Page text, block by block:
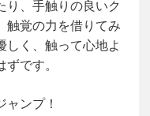
り、手触りの良いク
触覚の力を借りてみ
しく、触って心地よ
です。
ンプ！